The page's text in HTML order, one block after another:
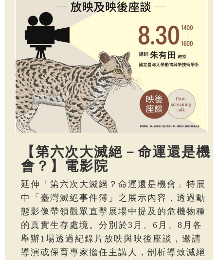
【第六次大滅絕－命運還是機
會？】電影院
延伸「第六次大滅絕？命運還是機會」特展
中「臺灣滅絕事件簿」之展示內容，透過動
態影像帶領觀眾直擊展場中提及的危機物種
的真實生存處境。分別於3月、6月、8月各
舉辦1場透過紀錄片放映與映後座談，邀請
導演或保育專家擔任主講人，剖析導致滅絕